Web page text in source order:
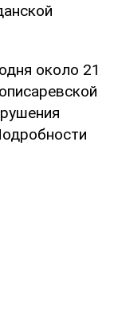
около 21